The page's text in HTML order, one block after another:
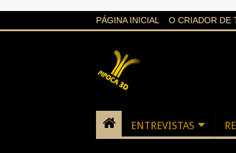
PÁGINA INICIAL O CRIADOR DE
ENTREVISTAS